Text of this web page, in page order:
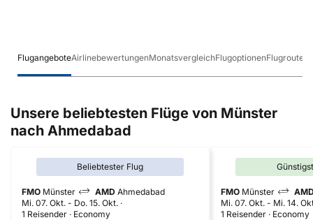
FlugangeboteAirlinebewertungenMonatsvergleichFlugoptionenFlugrouten
Unsere beliebtesten Flüge von Münster
nach Ahmedabad
Beliebtester Flug
FMO Münster AMD Ahmedabad
Mi. 07. Okt. - Do. 15. Okt.
1 Reisender
Economy
FMO Münster
Mi. 07. Okt. - Mi. 14.
1 Reisender
Economy